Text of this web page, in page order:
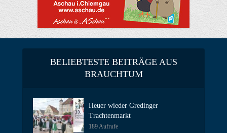
BELIEBTESTE BEITRÄGE AUS
BRAUCHTUM
Heuer wieder Gredinger
Trachtenmarkt
189 Aufrufe